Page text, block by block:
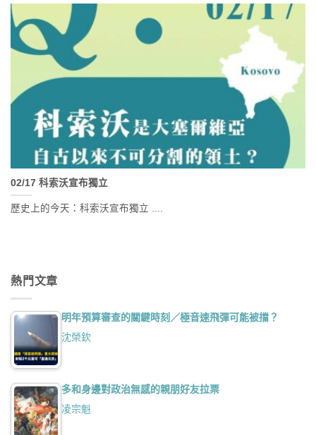
02/17 科索沃宣布獨立
歷史上的今天：科索沃宣布獨立 ....
熱門文章
明年預算審查的關鍵時刻／極音速飛彈可能被擋？
沈榮欽
多和身邊對政治無感的親朋好友拉票
凌宗魁